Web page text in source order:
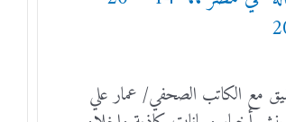
مع الكاتب الصحفي/ عمار علي